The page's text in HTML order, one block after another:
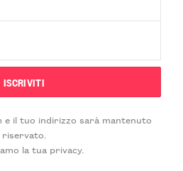
e il tuo indirizzo sarà mantenuto
riservato.
la tua privacy.